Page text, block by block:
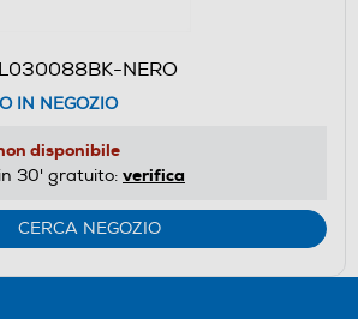
NERO
IN NEGOZIO
disponibile
30' gratuito: verifica
CERCA NEGOZIO